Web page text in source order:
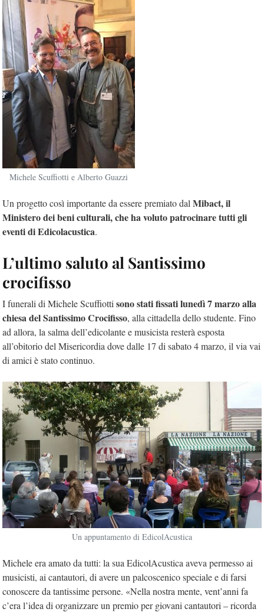
Michele Scuffiotti e Alberto Guazzi
Un progetto così importante da essere premiato dalMibact, il
Ministero dei beni culturali, che ha voluto patrocinare tutti gli
eventi di Edicolacustica.
L’ultimo saluto al Santissimo
crocifisso
I funerali di Michele Scuffiottisono stati fissati lunedì 7 marzo alla
chiesa del Santissimo Crocifisso, alla cittadella dello studente. Fino
ad allora, la salma dell’edicolante e musicista resterà esposta
all’obitorio del Misericordia dove dalle 17 di sabato 4 marzo, il via vai
di amici è stato continuo.
Un appuntamento di EdicolAcustica
Michele era amato da tutti: la sua EdicolAcustica aveva permesso ai
musicisti, ai cantautori, di avere un palcoscenico speciale e di farsi
conoscere da tantissime persone. «Nella nostra mente, vent’anni fa
c’era l’idea di organizzare un premio per giovani cantautori – ricorda